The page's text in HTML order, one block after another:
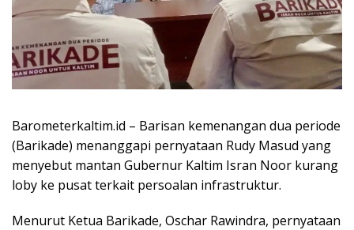
Barometerkaltim.id – Barisan kemenangan dua periode
(Barikade) menanggapi pernyataan Rudy Masud yang
menyebut mantan Gubernur Kaltim Isran Noor kurang
loby ke pusat terkait persoalan infrastruktur.
Menurut Ketua Barikade, Oschar Rawindra, pernyataan